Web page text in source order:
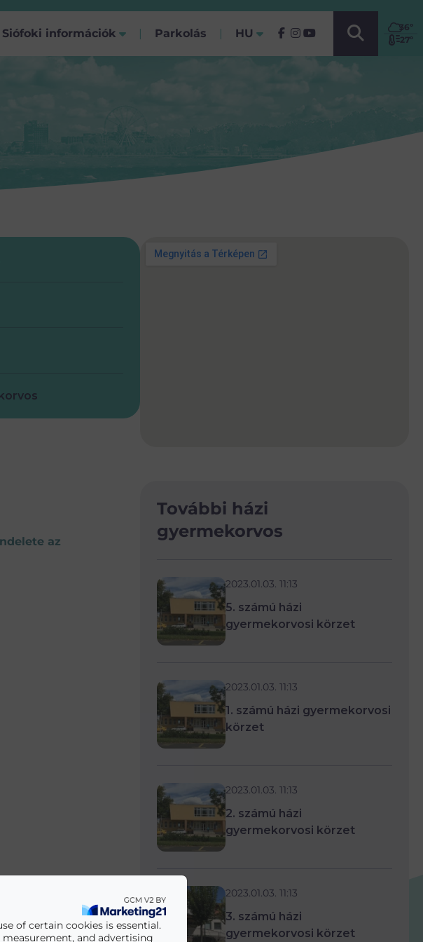
Siófoki információk Parkolás
(Jelenlegi)
HU
VÁLASSZ NYELVET! 36º
27º
az
További házi
gyermekorvos
2023.01.03. 11:13
5. számú házi
gyermekorvosi körzet
2023.01.03. 11:13
1. számú házi gyermekorvosi
körzet
2023.01.03. 11:13
2. számú házi
gyermekorvosi körzet
2023.01.03. 11:13
3. számú házi
gyermekorvosi körzet
of certain cookies is essential.
and advertising